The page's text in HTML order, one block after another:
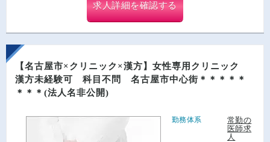
求人詳細を確認する
【名古屋市×クリニック×漢方】女性専用クリニック
漢方未経験可 科目不問 名古屋市中心街＊＊＊＊＊
＊＊＊(法人名非公開)
勤務体系
常勤の
医師求
人